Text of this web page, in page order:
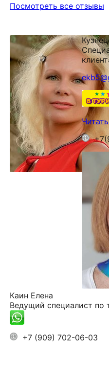
Посмотреть все отзывы
Каин Елена
Ведущий специалист по
+7 (909) 702-06-03